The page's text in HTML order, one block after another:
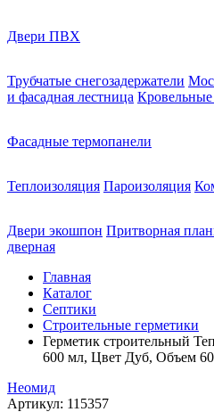
Двери ПВХ
Трубчатые снегозадержатели
и фасадная лестница
Фасадные термопанели
Теплоизоляция Пароизоляция
Двери экошпон Притворная
дверная
Главная
Каталог
Септики
Строительные герметики
Герметик строительный
600 мл, Цвет Дуб, Объем
Неомид
Артикул: 115357